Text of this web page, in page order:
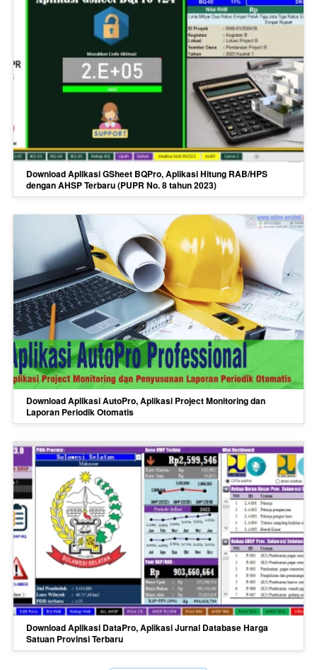
Download Aplikasi GSheet BQPro, Aplikasi Hitung RAB/HPS
dengan AHSP Terbaru (PUPR No. 8 tahun 2023)
Download Aplikasi AutoPro, Aplikasi Project Monitoring dan
Laporan Periodik Otomatis
Download Aplikasi DataPro, Aplikasi Jurnal Database Harga
Satuan Provinsi Terbaru